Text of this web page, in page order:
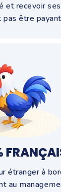
et recevoir
pas être
étranger à
au